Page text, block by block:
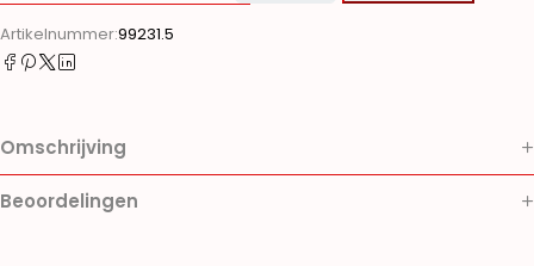
Alternative:
Artikelnummer:99231.5
Omschrijving
Beoordelingen